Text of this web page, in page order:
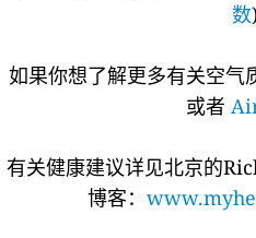
数
如果你想了解更多有关空气
或者
有关健康建议详见北京的
博客：